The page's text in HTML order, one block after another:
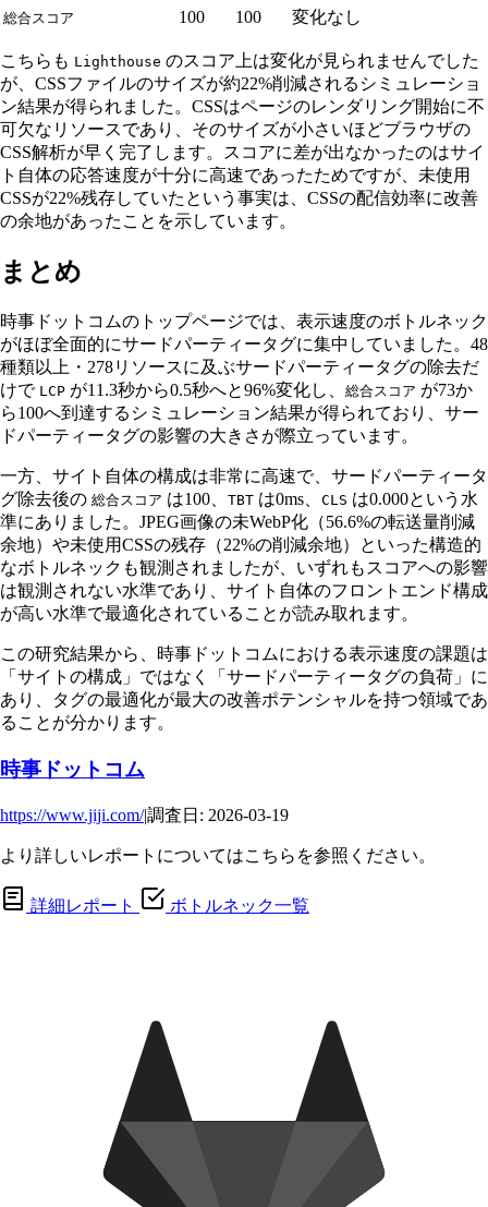
総合スコア 100 100 変化なし
こちらも Lighthouse のスコア上は変化が見られませんでした
が、CSSファイルのサイズが約22%削減されるシミュレーショ
ン結果が得られました。CSSはページのレンダリング開始に不
可欠なリソースであり、そのサイズが小さいほどブラウザの
CSS解析が早く完了します。スコアに差が出なかったのはサイ
ト自体の応答速度が十分に高速であったためですが、未使用
CSSが22%残存していたという事実は、CSSの配信効率に改善
の余地があったことを示しています。
まとめ
時事ドットコムのトップページでは、表示速度のボトルネック
がほぼ全面的にサードパーティータグに集中していました。48
種類以上・278リソースに及ぶサードパーティータグの除去だ
けで LCP が11.3秒から0.5秒へと96%変化し、 総合スコア が73か
ら100へ到達するシミュレーション結果が得られており、サー
ドパーティータグの影響の大きさが際立っています。
一方、サイト自体の構成は非常に高速で、サードパーティータ
グ除去後の 総合スコア は100、 TBT は0ms、 CLS は0.000という水
準にありました。JPEG画像の未WebP化（56.6%の転送量削減
余地）や未使用CSSの残存（22%の削減余地）といった構造的
なボトルネックも観測されましたが、いずれもスコアへの影響
は観測されない水準であり、サイト自体のフロントエンド構成
が高い水準で最適化されていることが読み取れます。
この研究結果から、時事ドットコムにおける表示速度の課題は
「サイトの構成」ではなく「サードパーティータグの負荷」に
あり、タグの最適化が最大の改善ポテンシャルを持つ領域であ
ることが分かります。
時事ドットコム
https://www.jiji.com/|調査日: 2026-03-19
より詳しいレポートについてはこちらを参照ください。
詳細レポート ボトルネック一覧